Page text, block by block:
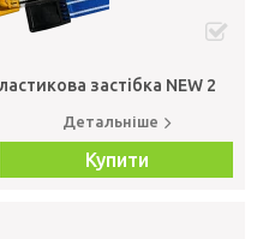
застібка NEW 2
Детальніше
Купити